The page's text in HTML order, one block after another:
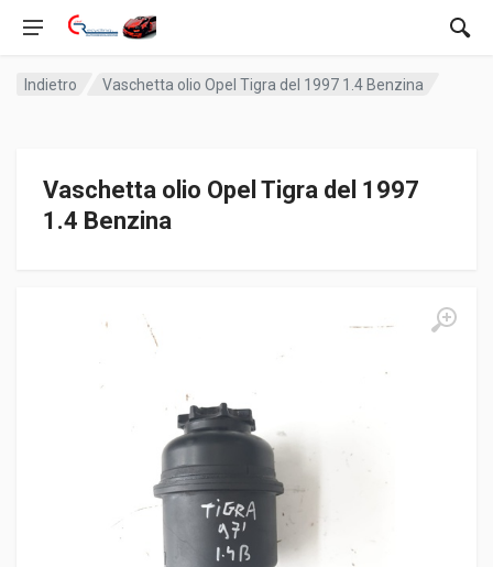
Indietro Vaschetta olio Opel Tigra del 1997 1.4 Benzina
Vaschetta olio Opel Tigra del 1997
1.4 Benzina